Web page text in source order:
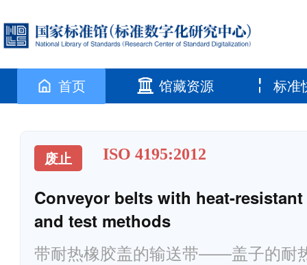
首页 馆藏资源 标准
废止 ISO 4195:2012
Conveyor belts with heat-
and test methods
带耐热橡胶盖的输送带——盖子的